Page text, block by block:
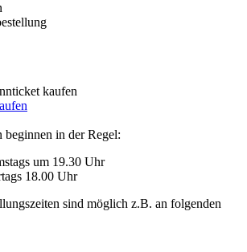
kaufen
beginnen in der Regel:
um 19.30 Uhr
18.00 Uhr
sind möglich z.B. an folgenden